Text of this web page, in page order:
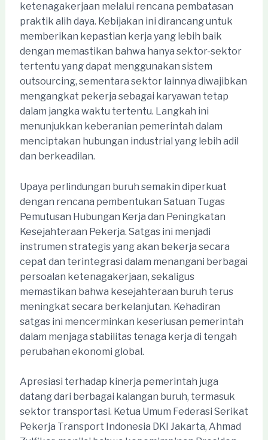
ketenagakerjaan melalui rencana pembatasan
praktik alih daya. Kebijakan ini dirancang untuk
memberikan kepastian kerja yang lebih baik
dengan memastikan bahwa hanya sektor-sektor
tertentu yang dapat menggunakan sistem
outsourcing, sementara sektor lainnya diwajibkan
mengangkat pekerja sebagai karyawan tetap
dalam jangka waktu tertentu. Langkah ini
menunjukkan keberanian pemerintah dalam
menciptakan hubungan industrial yang lebih adil
dan berkeadilan.
Upaya perlindungan buruh semakin diperkuat
dengan rencana pembentukan Satuan Tugas
Pemutusan Hubungan Kerja dan Peningkatan
Kesejahteraan Pekerja. Satgas ini menjadi
instrumen strategis yang akan bekerja secara
cepat dan terintegrasi dalam menangani berbagai
persoalan ketenagakerjaan, sekaligus
memastikan bahwa kesejahteraan buruh terus
meningkat secara berkelanjutan. Kehadiran
satgas ini mencerminkan keseriusan pemerintah
dalam menjaga stabilitas tenaga kerja di tengah
perubahan ekonomi global.
Apresiasi terhadap kinerja pemerintah juga
datang dari berbagai kalangan buruh, termasuk
sektor transportasi. Ketua Umum Federasi Serikat
Pekerja Transport Indonesia DKI Jakarta, Ahmad